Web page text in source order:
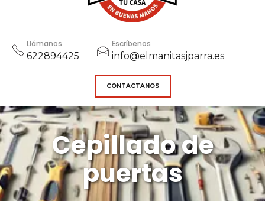
Llámanos
622894425
Escríbenos
info@elmanitasjparra.es
CONTACTANOS
Cepillado de
puertas